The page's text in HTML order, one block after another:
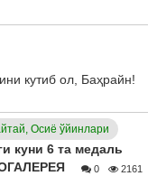
кутиб ол, Баҳрайн!
Осиё ўйинлари
куни 6 та медаль
0 2161